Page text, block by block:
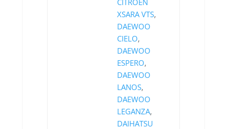
CITROEN
XSARA VTS,
DAEWOO
CIELO,
DAEWOO
ESPERO,
DAEWOO
LANOS,
DAEWOO
LEGANZA,
DAIHATSU